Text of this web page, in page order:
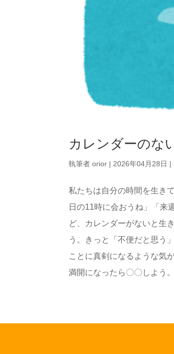
カレンダーのな
執筆者orior |2026年04月28日 |
私たちは自分の時間を生き
日の11時に会おうね」「来
ど、カレンダーがないと生
う。きっと「不便だと思う
ことに真剣になるような気
満開になったら〇〇しよう